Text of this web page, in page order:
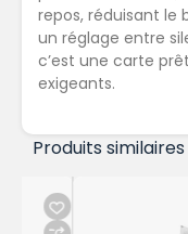
repos, réduisant le
un réglage entre
c’est une carte
exigeants.
Produits similaires